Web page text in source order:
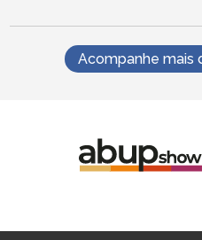
Acompanhe mais